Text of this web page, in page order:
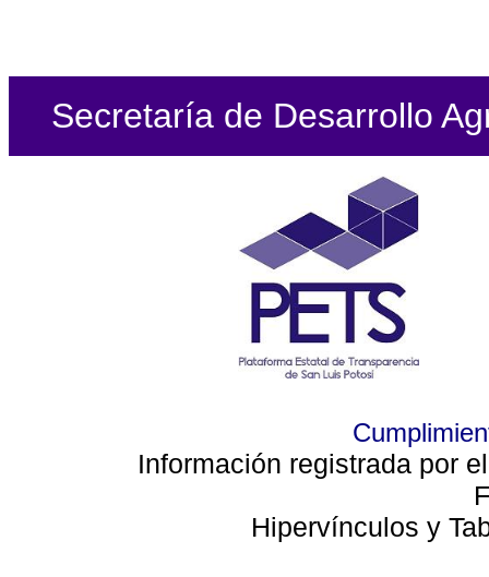
Secretaría de Desarrollo
Información registrada por
Hipervínculos y